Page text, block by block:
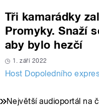
Tři kamarádky
Promyky. Snaží
aby bylo hezčí
1. září 2022
Host Dopoledního
Největší audioportál na